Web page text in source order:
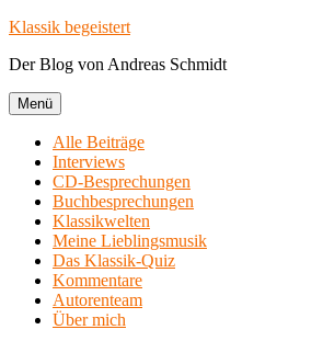
Zum
springen
Klassik begeistert
Der Blog von Andreas Schmidt
Menü
Alle Beiträge
Interviews
CD-Besprechungen
Buchbesprechungen
Klassikwelten
Meine Lieblingsmusik
Das Klassik-Quiz
Kommentare
Autorenteam
Über mich